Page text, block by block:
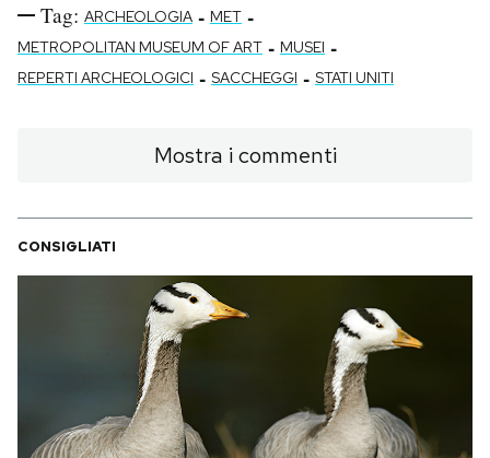
Tag: ARCHEOLOGIA - MET -
METROPOLITAN MUSEUM OF ART - MUSEI -
REPERTI ARCHEOLOGICI - SACCHEGGI - STATI UNITI
Mostra i commenti
CONSIGLIATI